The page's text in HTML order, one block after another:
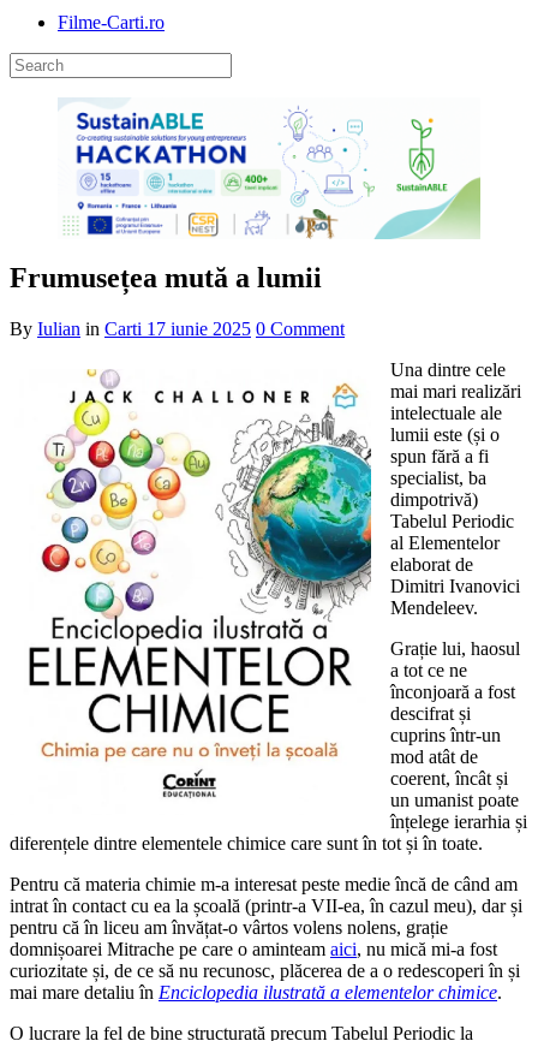
Filme-Carti.ro
Frumusețea mută a lumii
By Iulian in Carti 17 iunie 2025 0 Comment
Una dintre cele
mai mari realizări
intelectuale ale
lumii este (și o
spun fără a fi
specialist, ba
dimpotrivă)
Tabelul Periodic
al Elementelor
elaborat de
Dimitri Ivanovici
Mendeleev.
Grație lui, haosul
a tot ce ne
înconjoară a fost
descifrat și
cuprins într-un
mod atât de
coerent, încât și
un umanist poate
înțelege ierarhia și
diferențele dintre elementele chimice care sunt în tot și în toate.
Pentru că materia chimie m-a interesat peste medie încă de când am
intrat în contact cu ea la școală (printr-a VII-ea, în cazul meu), dar și
pentru că în liceu am învățat-o vârtos volens nolens, grație
domnișoarei Mitrache pe care o aminteam aici, nu mică mi-a fost
curiozitate și, de ce să nu recunosc, plăcerea de a o redescoperi în și
mai mare detaliu în Enciclopedia ilustrată a elementelor chimice.
O lucrare la fel de bine structurată precum Tabelul Periodic la